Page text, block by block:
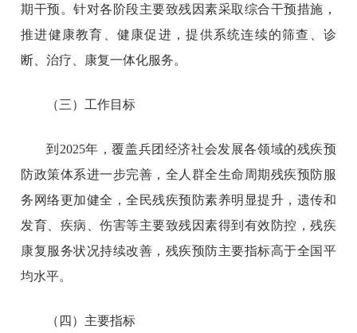
期干预。针对各阶段主要致残因素采取综合干预措施，
推进健康教育、健康促进，提供系统连续的筛查、诊
断、治疗、康复一体化服务。
（三）工作目标
到2025年，覆盖兵团经济社会发展各领域的残疾预
防政策体系进一步完善，全人群全生命周期残疾预防服
务网络更加健全，全民残疾预防素养明显提升，遗传和
发育、疾病、伤害等主要致残因素得到有效防控，残疾
康复服务状况持续改善，残疾预防主要指标高于全国平
均水平。
（四）主要指标